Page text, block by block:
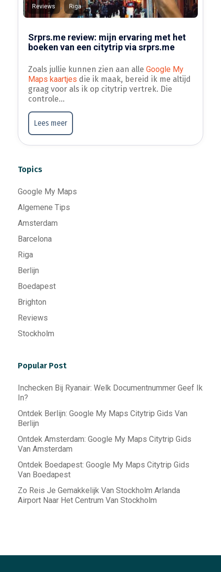
Topics
Google My Maps
Algemene Tips
Amsterdam
Barcelona
Riga
Berlijn
Boedapest
Brighton
Reviews
Stockholm
Popular Post
Inchecken Bij Ryanair: Welk Documentnummer Geef Ik
In?
Ontdek Berlijn: Google My Maps Citytrip Gids Van
Berlijn
Ontdek Amsterdam: Google My Maps Citytrip Gids
Van Amsterdam
Ontdek Boedapest: Google My Maps Citytrip Gids
Van Boedapest
Zo Reis Je Gemakkelijk Van Stockholm Arlanda
Airport Naar Het Centrum Van Stockholm
Reviews , Riga
Srprs.me review: mijn ervaring met het
boeken van een citytrip via srprs.me
Zoals jullie kunnen zien aan alle Google My
Maps kaartjes die ik maak, bereid ik me altijd
graag voor als ik op citytrip vertrek. Die
controle...
Lees meer